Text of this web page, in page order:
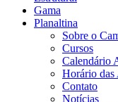
Gama
Planaltina
Sobre o
Cursos
Calendário
Horário das
Contato
Notícias